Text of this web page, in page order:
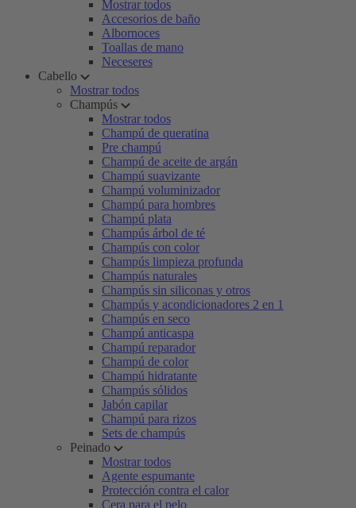
Mostrar todos
Accesorios de baño
Albornoces
Toallas de mano
Neceseres
Cabello
Mostrar todos
Champús
Mostrar todos
Champú de queratina
Pre champú
Champú de aceite de argán
Champú suavizante
Champú voluminizador
Champú para hombres
Champú plata
Champús árbol de té
Champús con color
Champús limpieza profunda
Champús naturales
Champús sin siliconas y otros
Champús y acondicionadores 2 en 1
Champús en seco
Champú anticaspa
Champú reparador
Champú de color
Champú hidratante
Champús sólidos
Jabón capilar
Champú para rizos
Sets de champús
Peinado
Mostrar todos
Agente espumante
Protección contra el calor
Cera para el pelo